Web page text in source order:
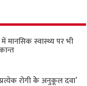
स्वास्थ्य पर भी
रोगी केे अनुकूल दवा’